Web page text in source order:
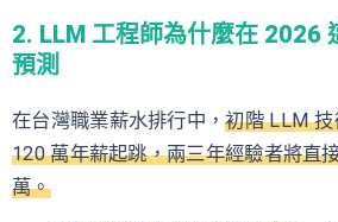
2. LLM 工程師為什麼在 2026
預測
在台灣職業薪水排行中，初階 LLM
120 萬年薪起跳，兩三年經驗者將直
萬。